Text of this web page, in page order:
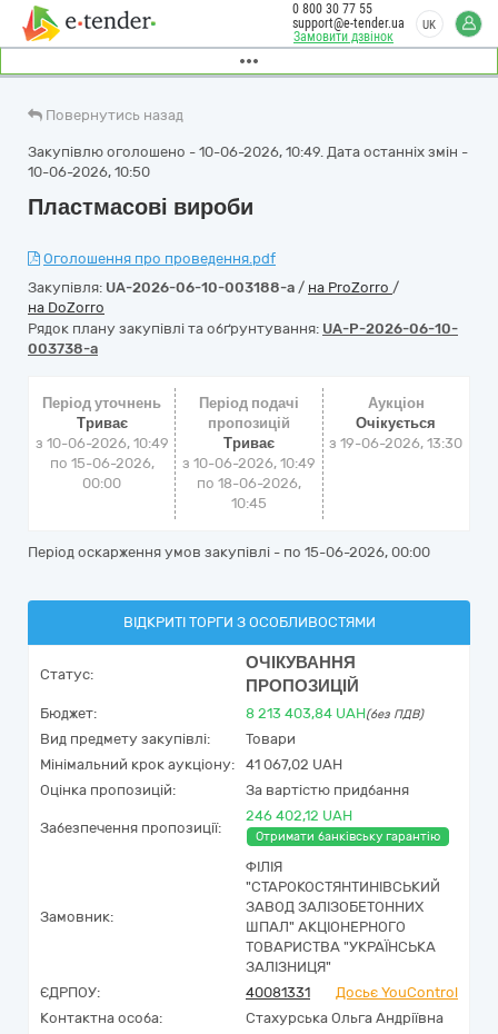
Замовити дзвінок
0 800 30 77 55
support@e-tender.ua
UK
Повернутись назад
Закупівлю оголошено - 10-06-2026, 10:49. Дата останніх змін -
10-06-2026, 10:50
Пластмасові вироби
Оголошення про проведення.pdf
Закупівля: UA-2026-06-10-003188-a / на ProZorro /
на DoZorro
Рядок плану закупівлі та обґрунтування: UA-P-2026-06-10-
003738-a
Період уточнень
Триває
з 10-06-2026, 10:49
по 15-06-2026,
00:00
Період подачі
пропозицій
Триває
з 10-06-2026, 10:49
по 18-06-2026,
10:45
Аукціон
Очікується
з19-06-2026, 13:30
Період оскарження умов закупівлі - по 15-06-2026, 00:00
ВІДКРИТІ ТОРГИ З ОСОБЛИВОСТЯМИ
Статус:
ОЧІКУВАННЯ
ПРОПОЗИЦІЙ
Бюджет: 8 213 403,84 UAH(без ПДВ)
Вид предмету закупівлі:
Товари
Мінімальний крок аукціону:
41 067,02 UAH
Оцінка пропозицій:
За вартістю придбання
Забезпечення пропозиції:
246 402,12 UAH
Отримати банківську гарантію
Замовник:
ФІЛІЯ
"СТАРОКОСТЯНТИНІВСЬКИЙ
ЗАВОД ЗАЛІЗОБЕТОННИХ
ШПАЛ" АКЦІОНЕРНОГО
ТОВАРИСТВА "УКРАЇНСЬКА
ЗАЛІЗНИЦЯ"
ЄДРПОУ:
40081331
Досьє YouControl
Контактна особа:
Стахурська Ольга Андріївна